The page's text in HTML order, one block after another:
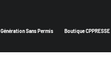
Génération Sans Permis Boutique CPPRESSE